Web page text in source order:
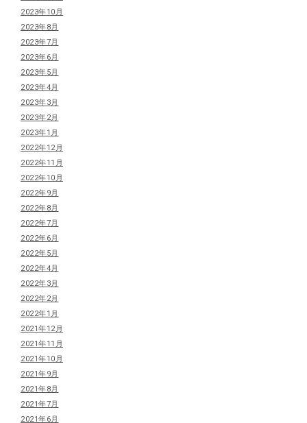
2023年10月
2023年8月
2023年7月
2023年6月
2023年5月
2023年4月
2023年3月
2023年2月
2023年1月
2022年12月
2022年11月
2022年10月
2022年9月
2022年8月
2022年7月
2022年6月
2022年5月
2022年4月
2022年3月
2022年2月
2022年1月
2021年12月
2021年11月
2021年10月
2021年9月
2021年8月
2021年7月
2021年6月